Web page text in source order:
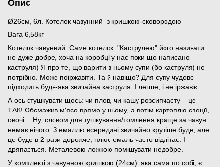
Опис
Ø26см, 6л. Котелок чавунний з кришкою-сковородою
Вага 6,58кг
Котелок чавунний. Саме котелок. "Каструлею" його називати
не дуже добре, хоча на коробці у нас поки що написано
каструля) Я про те, що варити в ньому супи (бо каструля) не
потрібно. Може поіржавіти. Та й навіщо? Для супу чудово
підходить будь-яка звичайна каструля. І легше, і не іржавіє.
А ось стушкувати щось: чи плов, чи кашу розсипчасту – це
ТАК! Обсмажив м'ясо прямо у ньому, а потім картоплю спеції,
овочі… Ну, словом для тушкування/томлення краще за чавун
немає нічого. З емаллю всередині звичайно крутіше буде, але
це буде в 2 рази дорожче, плюс емаль часто відлітає. І
дряпається. Металевою ложкою помішувати недобре.
У комплекті з чавунною кришкою (24см), яка сама по собі, є